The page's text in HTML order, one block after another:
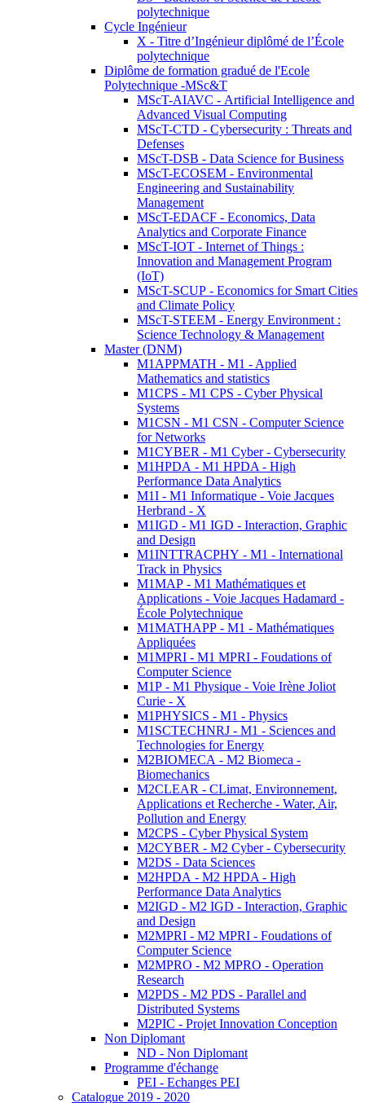
polytechnique
Cycle Ingénieur
X - Titre d’Ingénieur diplômé de l’École
polytechnique
Diplôme de formation gradué de l'Ecole
Polytechnique -MSc&T
MScT-AIAVC - Artificial Intelligence and
Advanced Visual Computing
MScT-CTD - Cybersecurity : Threats and
Defenses
MScT-DSB - Data Science for Business
MScT-ECOSEM - Environmental
Engineering and Sustainability
Management
MScT-EDACF - Economics, Data
Analytics and Corporate Finance
MScT-IOT - Internet of Things :
Innovation and Management Program
(IoT)
MScT-SCUP - Economics for Smart Cities
and Climate Policy
MScT-STEEM - Energy Environment :
Science Technology & Management
Master (DNM)
M1APPMATH - M1 - Applied
Mathematics and statistics
M1CPS - M1 CPS - Cyber Physical
Systems
M1CSN - M1 CSN - Computer Science
for Networks
M1CYBER - M1 Cyber - Cybersecurity
M1HPDA - M1 HPDA - High
Performance Data Analytics
M1I - M1 Informatique - Voie Jacques
Herbrand - X
M1IGD - M1 IGD - Interaction, Graphic
and Design
M1INTTRACPHY - M1 - International
Track in Physics
M1MAP - M1 Mathématiques et
Applications - Voie Jacques Hadamard -
École Polytechnique
M1MATHAPP - M1 - Mathématiques
Appliquées
M1MPRI - M1 MPRI - Foudations of
Computer Science
M1P - M1 Physique - Voie Irène Joliot
Curie - X
M1PHYSICS - M1 - Physics
M1SCTECHNRJ - M1 - Sciences and
Technologies for Energy
M2BIOMECA - M2 Biomeca -
Biomechanics
M2CLEAR - CLimat, Environnement,
Applications et Recherche - Water, Air,
Pollution and Energy
M2CPS - Cyber Physical System
M2CYBER - M2 Cyber - Cybersecurity
M2DS - Data Sciences
M2HPDA - M2 HPDA - High
Performance Data Analytics
M2IGD - M2 IGD - Interaction, Graphic
and Design
M2MPRI - M2 MPRI - Foudations of
Computer Science
M2MPRO - M2 MPRO - Operation
Research
M2PDS - M2 PDS - Parallel and
Distributed Systems
M2PIC - Projet Innovation Conception
Non Diplomant
ND - Non Diplomant
Programme d'échange
PEI - Echanges PEI
Catalogue 2019 - 2020